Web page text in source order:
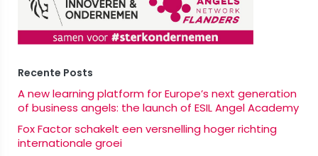
Recente Posts
A new learning platform for Europe’s next generation
of business angels: the launch of ESIL Angel Academy
Fox Factor schakelt een versnelling hoger richting
internationale groei